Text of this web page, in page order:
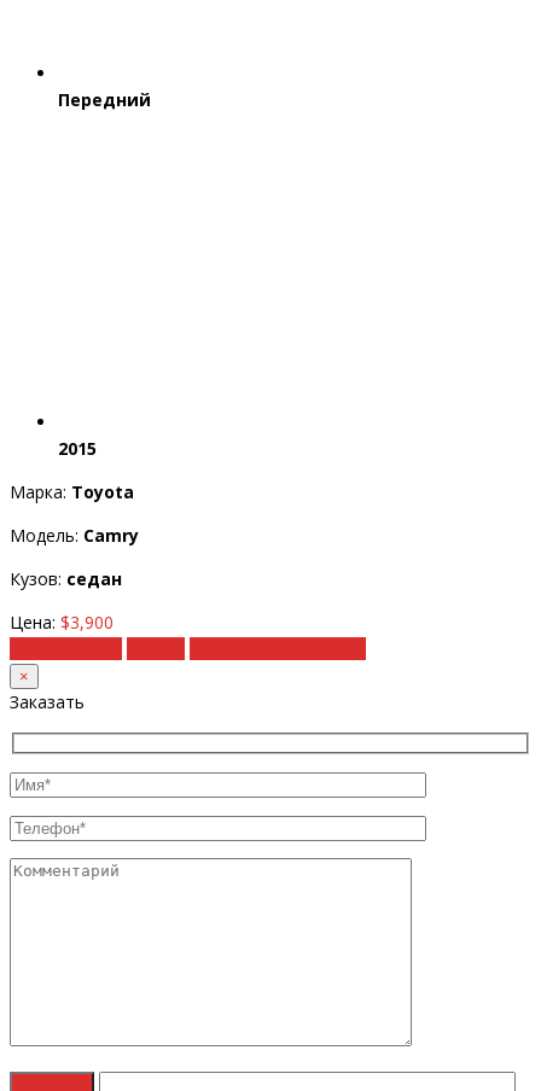
Передний
2015
Марка: Toyota
Модель: Camry
Кузов: седан
Цена: $3,900
×
Заказать